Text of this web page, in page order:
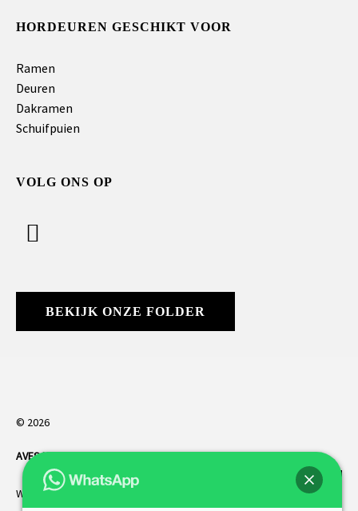
HORDEUREN GESCHIKT VOOR
Ramen
Deuren
Dakramen
Schuifpuien
VOLG ONS OP
BEKIJK ONZE FOLDER
© 2026
AVES HORREN. Alle rechten voorbehouden.
Webdesign Vanoo Media